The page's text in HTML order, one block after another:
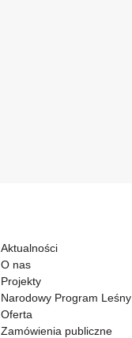
Aktualności
O nas
Projekty
Narodowy Program Leśny
Oferta
Zamówienia publiczne